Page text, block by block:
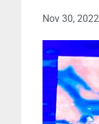
Nov 30, 2022